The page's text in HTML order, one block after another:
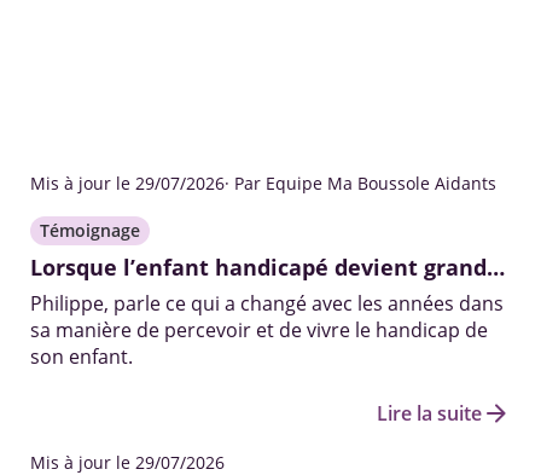
Mis à jour le 29/07/2026· Par Equipe Ma Boussole Aidants
Témoignage
Lorsque l’enfant handicapé devient grand…
Philippe, parle ce qui a changé avec les années dans
sa manière de percevoir et de vivre le handicap de
son enfant.
Lire la suitearrow_forward
Mis à jour le 29/07/2026